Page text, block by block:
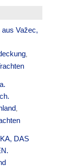
Važec,
,
,
DAS